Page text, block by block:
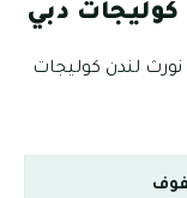
دبي
لندن كوليجات